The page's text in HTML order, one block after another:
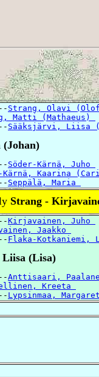
Strang, Olavi
Matti (Mathaeus)
Sääksjärvi, Liisa
(Johan)
Söder-Kärnä, Juho
Kärnä, Kaarina
Seppälä, Maria
Strang -
Kirjavainen, Juho
Jaakko
Flaka-Kotkaniemi,
(Lisa)
Anttisaari,
Kreeta
Lypsinmaa,